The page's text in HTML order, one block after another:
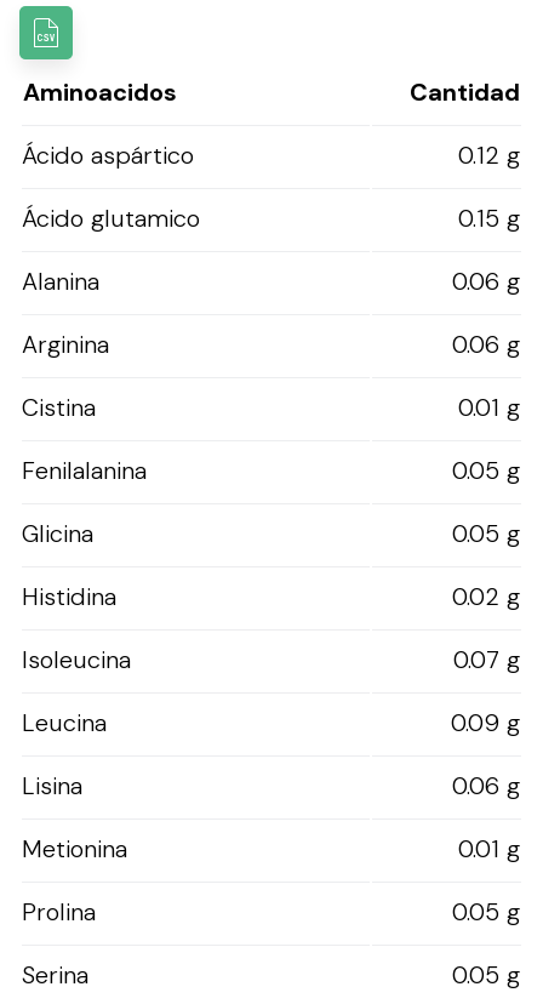
Aminoacidos
Cantidad
Ácido aspártico
0.12 g
Ácido glutamico
0.15 g
Alanina
0.06 g
Arginina
0.06 g
Cistina
0.01 g
Fenilalanina
0.05 g
Glicina
0.05 g
Histidina
0.02 g
Isoleucina
0.07 g
Leucina
0.09 g
Lisina
0.06 g
Metionina
0.01 g
Prolina
0.05 g
Serina
0.05 g